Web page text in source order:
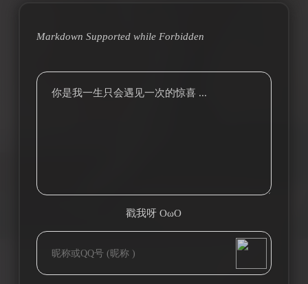
Markdown Supported while Forbidden
你是我一生只会遇见一次的惊喜 ...
戳我呀 OωO
Tieba